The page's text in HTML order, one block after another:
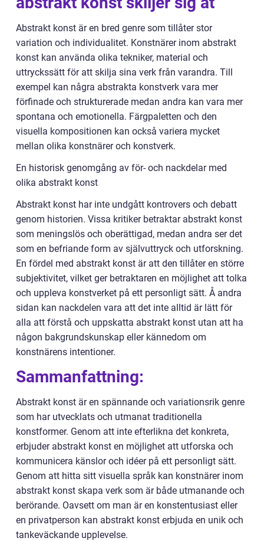
Abstrakt konst är en bred genre som tillåter stor
variation och individualitet. Konstnärer inom abstrakt
konst kan använda olika tekniker, material och
uttryckssätt för att skilja sina verk från varandra. Till
exempel kan några abstrakta konstverk vara mer
förfinade och strukturerade medan andra kan vara mer
spontana och emotionella. Färgpaletten och den
visuella kompositionen kan också variera mycket
mellan olika konstnärer och konstverk.
En historisk genomgång av för- och nackdelar med
olika abstrakt konst
Abstrakt konst har inte undgått kontrovers och debatt
genom historien. Vissa kritiker betraktar abstrakt konst
som meningslös och oberättigad, medan andra ser det
som en befriande form av självuttryck och utforskning.
En fördel med abstrakt konst är att den tillåter en större
subjektivitet, vilket ger betraktaren en möjlighet att tolka
och uppleva konstverket på ett personligt sätt. Å andra
sidan kan nackdelen vara att det inte alltid är lätt för
alla att förstå och uppskatta abstrakt konst utan att ha
någon bakgrundskunskap eller kännedom om
konstnärens intentioner.
Sammanfattning:
Abstrakt konst är en spännande och variationsrik genre
som har utvecklats och utmanat traditionella
konstformer. Genom att inte efterlikna det konkreta,
erbjuder abstrakt konst en möjlighet att utforska och
kommunicera känslor och idéer på ett personligt sätt.
Genom att hitta sitt visuella språk kan konstnärer inom
abstrakt konst skapa verk som är både utmanande och
berörande. Oavsett om man är en konstentusiast eller
en privatperson kan abstrakt konst erbjuda en unik och
tankeväckande upplevelse.